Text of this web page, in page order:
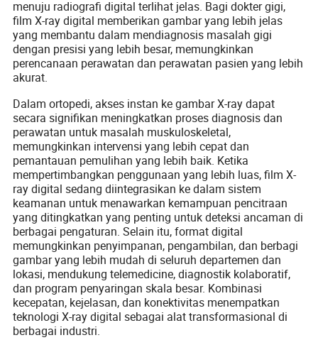
menuju radiografi digital terlihat jelas. Bagi dokter gigi,
film X-ray digital memberikan gambar yang lebih jelas
yang membantu dalam mendiagnosis masalah gigi
dengan presisi yang lebih besar, memungkinkan
perencanaan perawatan dan perawatan pasien yang lebih
akurat.
Dalam ortopedi, akses instan ke gambar X-ray dapat
secara signifikan meningkatkan proses diagnosis dan
perawatan untuk masalah muskuloskeletal,
memungkinkan intervensi yang lebih cepat dan
pemantauan pemulihan yang lebih baik. Ketika
mempertimbangkan penggunaan yang lebih luas, film X-
ray digital sedang diintegrasikan ke dalam sistem
keamanan untuk menawarkan kemampuan pencitraan
yang ditingkatkan yang penting untuk deteksi ancaman di
berbagai pengaturan. Selain itu, format digital
memungkinkan penyimpanan, pengambilan, dan berbagi
gambar yang lebih mudah di seluruh departemen dan
lokasi, mendukung telemedicine, diagnostik kolaboratif,
dan program penyaringan skala besar. Kombinasi
kecepatan, kejelasan, dan konektivitas menempatkan
teknologi X-ray digital sebagai alat transformasional di
berbagai industri.